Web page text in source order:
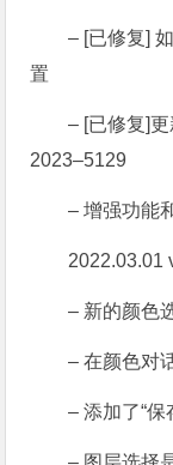
– [已修复]
置
– [已修复]
2023–5129
– 增强功能
2022.03.01
– 新的颜色
– 在颜色对
– 添加了“保